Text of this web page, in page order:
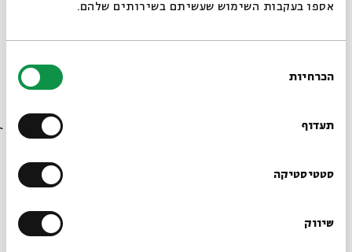
אספו בעקבות השימוש שעשיתם בשירותים שלהם.
הסכמה
הכרחיות
תעדוף
סטטיסטיקה
שיווק
ספר יהודית - הן בכל דור תקום גיבורה
10.12